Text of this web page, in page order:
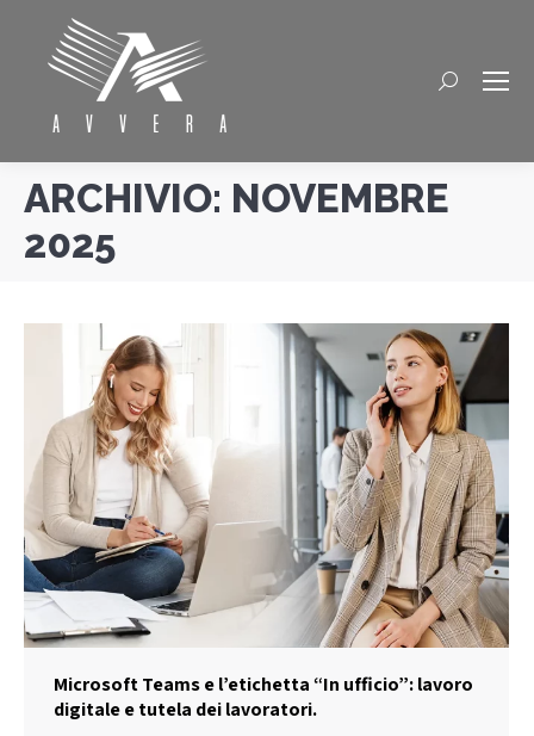
Cerca
ARCHIVIO: NOVEMBRE
2025
Microsoft Teams e l’etichetta “In ufficio”: lavoro
digitale e tutela dei lavoratori.